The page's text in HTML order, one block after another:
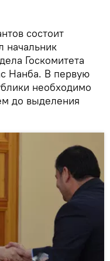
состоит
начальник
Госкомитета
Нанба. В первую
необходимо
до выделения